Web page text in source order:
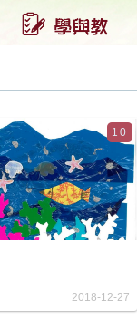
10
2018-12-27